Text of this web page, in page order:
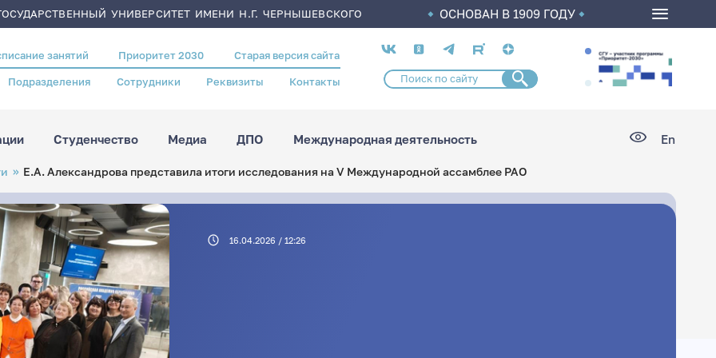
УНИВЕРСИТЕТ ИМЕНИ Н.Г. ЧЕРНЫШЕВСКОГО ОСНОВАН В 1909 ГОДУ
занятий Приоритет 2030 Старая версия сайта
Подразделения Сотрудники Реквизиты Контакты
Социальные
сети
Студенчество Медиа ДПО Международная деятельность En
Е.А. Александрова представила итоги исследования на V Международной ассамблее РАО
16.04.2026 / 12:26